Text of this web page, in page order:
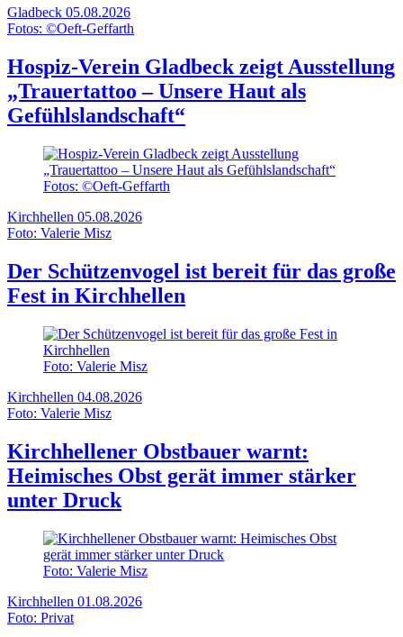
Gladbeck 05.08.2026
Fotos: ©Oeft-Geffarth
Hospiz-Verein Gladbeck zeigt Ausstellung
„Trauertattoo – Unsere Haut als
Gefühlslandschaft“
Fotos: ©Oeft-Geffarth
Kirchhellen 05.08.2026
Foto: Valerie Misz
Der Schützenvogel ist bereit für das große
Fest in Kirchhellen
Foto: Valerie Misz
Kirchhellen 04.08.2026
Foto: Valerie Misz
Kirchhellener Obstbauer warnt:
Heimisches Obst gerät immer stärker
unter Druck
Foto: Valerie Misz
Kirchhellen 01.08.2026
Foto: Privat